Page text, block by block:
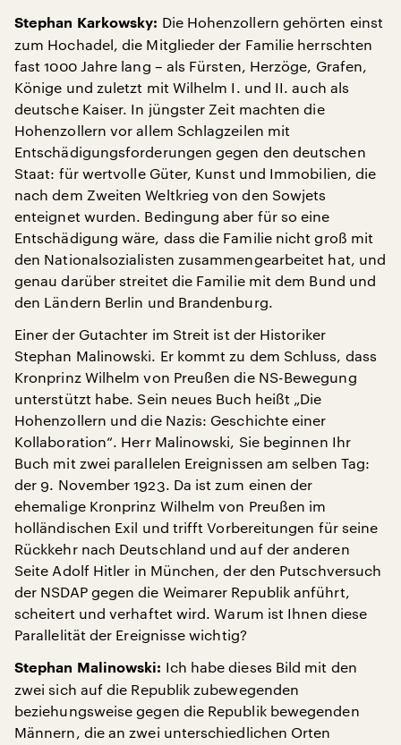
Stephan Karkowsky: Die Hohenzollern gehörten einst
zum Hochadel, die Mitglieder der Familie herrschten
fast 1000 Jahre lang – als Fürsten, Herzöge, Grafen,
Könige und zuletzt mit Wilhelm I. und II. auch als
deutsche Kaiser. In jüngster Zeit machten die
Hohenzollern vor allem Schlagzeilen mit
Entschädigungsforderungen gegen den deutschen
Staat: für wertvolle Güter, Kunst und Immobilien, die
nach dem Zweiten Weltkrieg von den Sowjets
enteignet wurden. Bedingung aber für so eine
Entschädigung wäre, dass die Familie nicht groß mit
den Nationalsozialisten zusammengearbeitet hat, und
genau darüber streitet die Familie mit dem Bund und
den Ländern Berlin und Brandenburg.
Einer der Gutachter im Streit ist der Historiker
Stephan Malinowski. Er kommt zu dem Schluss, dass
Kronprinz Wilhelm von Preußen die NS-Bewegung
unterstützt habe. Sein neues Buch heißt „Die
Hohenzollern und die Nazis: Geschichte einer
Kollaboration“. Herr Malinowski, Sie beginnen Ihr
Buch mit zwei parallelen Ereignissen am selben Tag:
der 9. November 1923. Da ist zum einen der
ehemalige Kronprinz Wilhelm von Preußen im
holländischen Exil und trifft Vorbereitungen für seine
Rückkehr nach Deutschland und auf der anderen
Seite Adolf Hitler in München, der den Putschversuch
der NSDAP gegen die Weimarer Republik anführt,
scheitert und verhaftet wird. Warum ist Ihnen diese
Parallelität der Ereignisse wichtig?
Stephan Malinowski: Ich habe dieses Bild mit den
zwei sich auf die Republik zubewegenden
beziehungsweise gegen die Republik bewegenden
Männern, die an zwei unterschiedlichen Orten